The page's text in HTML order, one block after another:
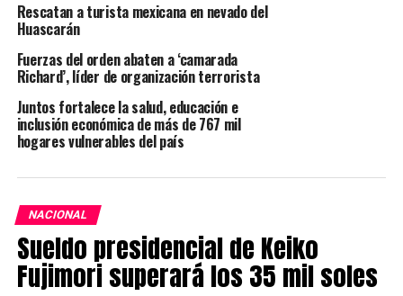
Rescatan a turista mexicana en nevado del
Huascarán
Fuerzas del orden abaten a ‘camarada
Richard’, líder de organización terrorista
Juntos fortalece la salud, educación e
inclusión económica de más de 767 mil
hogares vulnerables del país
NACIONAL
Sueldo presidencial de Keiko
Fujimori superará los 35 mil soles